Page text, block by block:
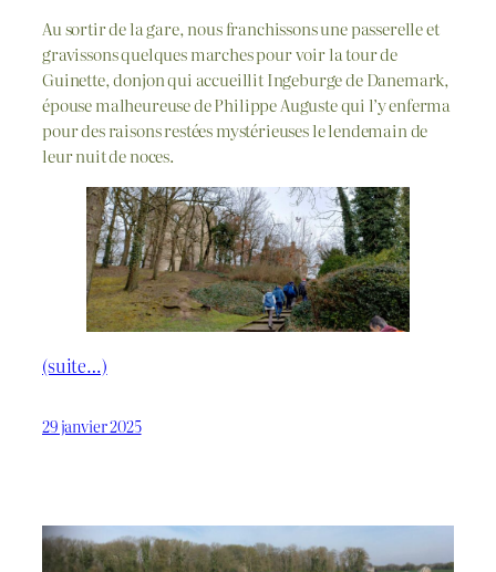
Au sortir de la gare, nous franchissons une passerelle et
gravissons quelques marches pour voir la tour de
Guinette, donjon qui accueillit Ingeburge de Danemark,
épouse malheureuse de Philippe Auguste qui l’y enferma
pour des raisons restées mystérieuses le lendemain de
leur nuit de noces.
(suite…)
29 janvier 2025